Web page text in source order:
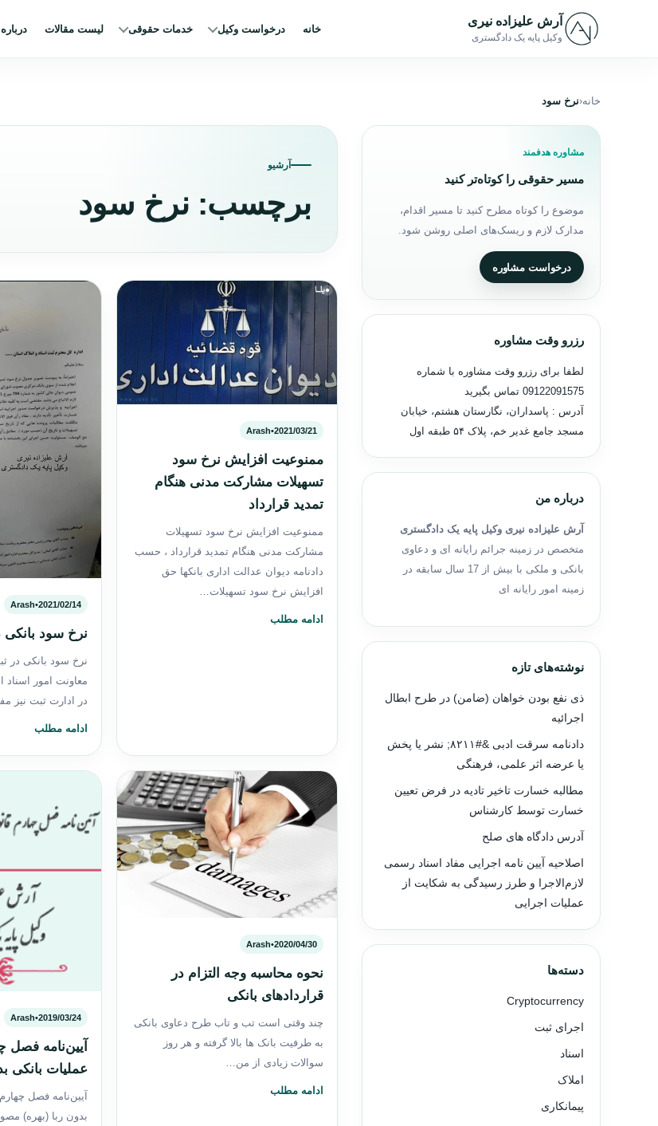
پرش به محتوا
آرش علیزاده نیری
وکیل پایه یک دادگستری
خانه درخواست وکیل خدمات حقوقی لیست مقالات
خانه نرخ سود
آرشیو
برچسب: نرخ سود
2021/03/21
•
Arash
ممنوعیت افزایش نرخ سود
تسهیلات مشارکت مدنی هنگام
تمدید قرارداد
ممنوعیت افزایش نرخ سود تسهیلات
مشارکت مدنی هنگام تمدید قرارداد ، حسب
دادنامه دیوان عدالت اداری بانکها حق
افزایش نرخ سود تسهیلات…
ادامه مطلب
2021/02/14
•
Arash
نرخ سود بانکی
نرخ سود بانکی در
معاونت امور اسناد
در ادارت ثبت نیز
ادامه مطلب
2020/04/30
•
Arash
نحوه محاسبه وجه التزام در
قراردادهای بانکی
چند وقتی است تب و تاب طرح دعاوی بانکی
به طرفیت بانک ها بالا گرفته و هر روز
سوالات زیادی از من…
ادامه مطلب
2019/03/24
•
Arash
آیین‌نامه فصل
عملیات بانکی
آیین‌نامه فصل
مشاوره هدفمند
مسیر حقوقی را کوتاه‌تر کنید
موضوع را کوتاه مطرح کنید تا مسیر اقدام،
مدارک لازم و ریسک‌های اصلی روشن شود.
درخواست مشاوره
رزرو وقت مشاوره
لطفا برای رزرو وقت مشاوره با شماره
09122091575 تماس بگیرید
آدرس : پاسداران، نگارستان هشتم، خیابان
مسجد جامع غدیر خم، پلاک ۵۴ طبقه اول
درباره من
آرش علیزاده نیری وکیل پایه یک دادگستری
متخصص در زمینه جرائم رایانه ای و دعاوی
بانکی و ملکی با بیش از 17 سال سابقه در
زمینه امور رایانه ای
نوشته‌های تازه
ذی نفع بودن خواهان (ضامن) در طرح ابطال
اجرائیه
دادنامه سرقت ادبی &#۸۲۱۱; نشر یا پخش
یا عرضه اثر علمی، فرهنگی
مطالبه خسارت تاخیر تادیه در فرض تعیین
خسارت توسط کارشناس
آدرس دادگاه های صلح
اصلاحیه آیین نامه اجرایی مفاد اسناد رسمی
لازم‌الاجرا و طرز رسیدگی به شکایت از
عملیات اجرایی
دسته‌ها
Cryptocurrency
اجرای ثبت
اسناد
املاک
پیمانکاری